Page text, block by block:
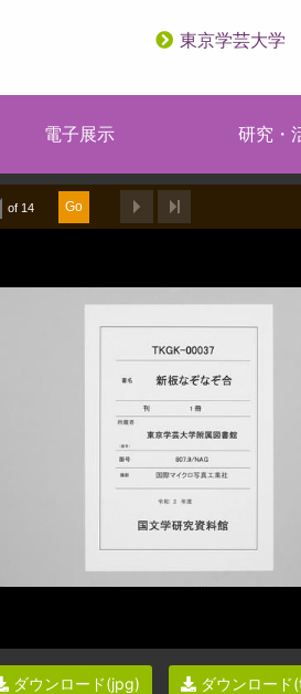
utility
東京学芸大学
電子展示 研究・
ダウンロード(jpg) ダウンロード